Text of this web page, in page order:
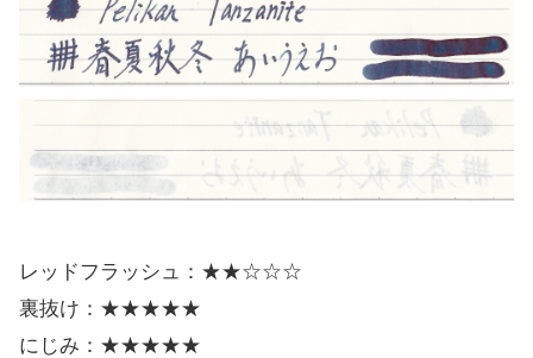
レッドフラッシュ：★★☆☆☆
裏抜け：★★★★★
にじみ：★★★★★